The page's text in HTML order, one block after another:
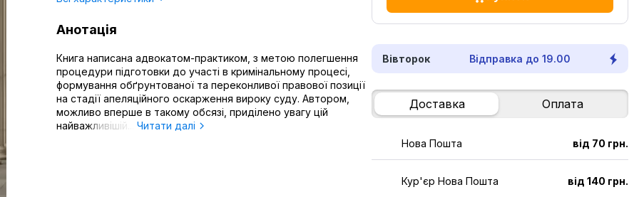
Анотація
Книга написана адвокатом-практиком, з метою полегшення
процедури підготовки до участі в кримінальному процесі,
формування обґрунтованої та переконливої правової позиції
на стадії апеляційного оскарження вироку суду. Автором,
можливо вперше в такому обсязі, приділено увагу цій
найважливішій... Читати далі
Вівторок Відправка до 19.00
Доставка Оплата
Нова Пошта від 70 грн.
Кур'єр Нова Пошта від 140 грн.